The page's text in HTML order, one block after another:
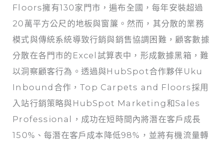
Floors擁有130家門市，遍布全國，每年安裝超過
20萬平方公尺的地板與窗簾。然而，其分散的業務
模式與傳統系統導致行銷與銷售協調困難，顧客數據
分散在各門市的Excel試算表中，形成數據黑箱，難
以洞察顧客行為。透過與HubSpot合作夥伴Uku
Inbound合作，Top Carpets and Floors採用
入站行銷策略與HubSpot Marketing和Sales
Professional，成功在短時間內將潛在客戶成長
150%、每潛在客戶成本降低98%，並將有機流量轉